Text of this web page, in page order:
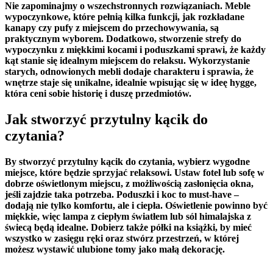
Nie zapominajmy o wszechstronnych rozwiązaniach. Meble
wypoczynkowe, które ⁤pełnią kilka funkcji, jak rozkładane
kanapy czy pufy z miejscem do przechowywania, są
praktycznym⁤ wyborem. Dodatkowo, stworzenie strefy do
wypoczynku z​ miękkimi ⁣kocami i poduszkami⁣ sprawi, że każdy
kąt stanie ⁤się idealnym​ miejscem‌ do relaksu. Wykorzystanie
starych, odnowionych ⁣mebli dodaje charakteru i sprawia, że
⁣wnętrze staje się unikalne, idealnie wpisując się w ideę hygge,
która ceni sobie historię i duszę ⁤przedmiotów.
Jak stworzyć przytulny kącik ‍do
czytania?
By⁤ stworzyć przytulny kącik do czytania, ​wybierz wygodne
miejsce,⁣ które będzie sprzyjać relaksowi. ⁤Ustaw fotel lub sofę w
dobrze oświetlonym miejscu,​ z możliwością zasłonięcia okna,
jeśli zajdzie taka potrzeba. Poduszki i koc to ⁤must-have –
dodają nie tylko komfortu, ale ⁣i ciepła. Oświetlenie powinno być
miękkie, więc lampa z ciepłym światłem lub sól himalajska‌ z
⁤świecą będą idealne. Dobierz‍ także półki na⁢ książki, by mieć
wszystko w zasięgu ręki ⁢oraz stwórz przestrzeń, w której
możesz⁢ wystawić ulubione tomy jako⁢ małą⁣ dekorację.